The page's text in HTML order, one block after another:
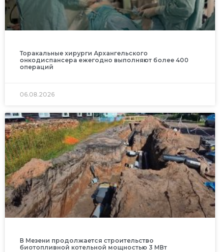
Торакальные хирурги Архангельского
онкодиспансера ежегодно выполняют более 400
операций
06.08.2026
В Мезени продолжается строительство
биотопливной котельной мощностью 3 МВт